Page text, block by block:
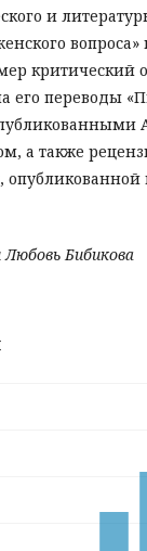
и
критический
его переводы
а также
опубликованной
Любовь Бибикова